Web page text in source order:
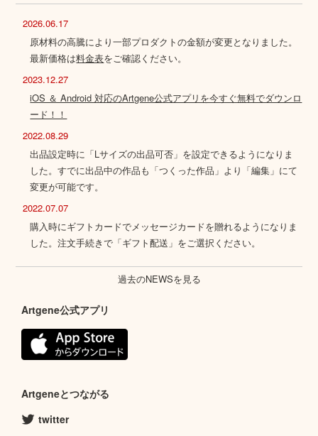
2026.06.17
原材料の高騰により一部プロダクトの金額が変更となりました。
最新価格は料金表をご確認ください。
2023.12.27
iOS ＆ Android 対応のArtgene公式アプリを今すぐ無料でダウンロ
ード！！
2022.08.29
出品設定時に「Lサイズの出品可否」を設定できるようになりま
した。すでに出品中の作品も「つくった作品」より「編集」にて
変更が可能です。
2022.07.07
購入時にギフトカードでメッセージカードを贈れるようになりま
した。注文手続きで「ギフト配送」をご選択ください。
過去のNEWSを見る
Artgene公式アプリ
Artgeneとつながる
twitter